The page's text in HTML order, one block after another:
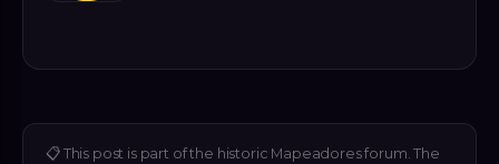
📋 This post is part of the historic Mapeadores forum. The